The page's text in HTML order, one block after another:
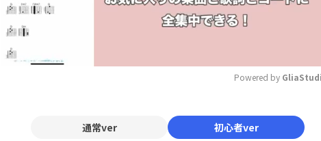
Mute
Powered by
通常ver 初心者ver